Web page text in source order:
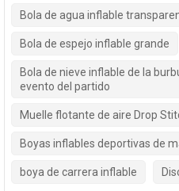
Bola de agua inflable
Bola de espejo inflable grande
Bola de nieve inflable de la
evento del partido
Muelle flotante de aire Drop
Boyas inflables deportivas de
boya de carrera inflable